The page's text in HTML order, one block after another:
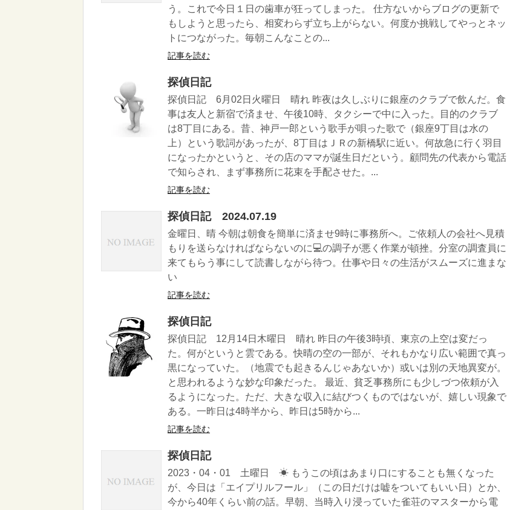
う。これで今日１日の歯車が狂ってしまった。 仕方ないからブログの更新で
もしようと思ったら、相変わらず立ち上がらない。何度か挑戦してやっとネッ
トにつながった。毎朝こんなことの...
記事を読む
探偵日記
探偵日記 6月02日火曜日 晴れ 昨夜は久しぶりに銀座のクラブで飲んだ。食
事は友人と新宿で済ませ、午後10時、タクシーで中に入った。目的のクラブ
は8丁目にある。昔、神戸一郎という歌手が唄った歌で（銀座9丁目は水の
上）という歌詞があったが、8丁目はＪＲの新橋駅に近い。何故急に行く羽目
になったかというと、その店のママが誕生日だという。顧問先の代表から電話
で知らされ、まず事務所に花束を手配させた。...
記事を読む
探偵日記 2024.07.19
金曜日、晴 今朝は朝食を簡単に済ませ9時に事務所へ。ご依頼人の会社へ見積
もりを送らなければならないのに💻の調子が悪く作業が頓挫。分室の調査員に
来てもらう事にして読書しながら待つ。仕事や日々の生活がスムーズに進まな
い
記事を読む
探偵日記
探偵日記 12月14日木曜日 晴れ 昨日の午後3時頃、東京の上空は変だっ
た。何がというと雲である。快晴の空の一部が、それもかなり広い範囲で真っ
黒になっていた。（地震でも起きるんじゃあないか）或いは別の天地異変が。
と思われるような妙な印象だった。 最近、貧乏事務所にも少しづつ依頼が入
るようになった。ただ、大きな収入に結びつくものではないが、嬉しい現象で
ある。一昨日は4時半から、昨日は5時から...
記事を読む
探偵日記
2023・04・01 土曜日 ☀ もうこの頃はあまり口にすることも無くなった
が、今日は「エイプリルフール」（この日だけは嘘をついてもいい日）とか、
今から40年くらい前の話。早朝、当時入り浸っていた雀荘のマスターから電